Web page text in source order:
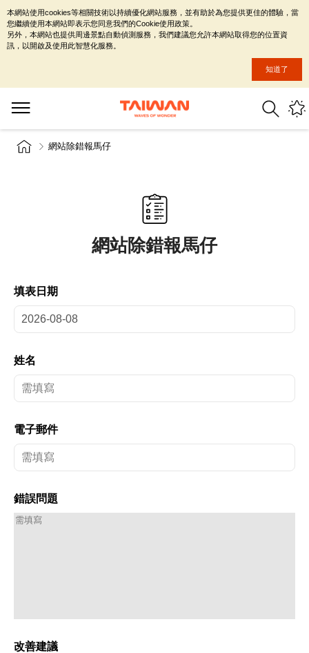
網站除錯報馬仔
網站除錯報馬仔
填表日期
姓名
電子郵件
錯誤問題
改善建議
本網站使用cookies等相關技術以持續優化網站服務，並有助於為您提供更佳的體驗，當
您繼續使用本網站即表示您同意我們的Cookie使用政策。
另外，本網站也提供周邊景點自動偵測服務，我們建議您允許本網站取得您的位置資
訊，以開啟及使用此智慧化服務。
知道了